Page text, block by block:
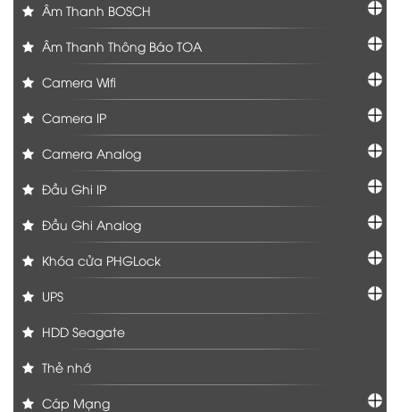
Âm Thanh BOSCH
Âm Thanh Thông Báo TOA
Camera Wifi
Camera IP
Camera Analog
Đầu Ghi IP
Đầu Ghi Analog
Khóa cửa PHGLock
UPS
HDD Seagate
Thẻ nhớ
Cáp Mạng